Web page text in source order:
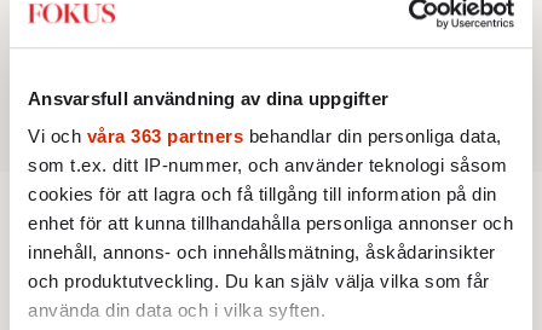
Ansvarsfull användning av dina uppgifter
Vi och våra 363 partners behandlar din personliga data,
som t.ex. ditt IP-nummer, och använder teknologi såsom
cookies för att lagra och få tillgång till information på din
enhet för att kunna tillhandahålla personliga annonser och
innehåll, annons- och innehållsmätning, åskådarinsikter
och produktutveckling. Du kan själv välja vilka som får
använda din data och i vilka syften.
INRIKES OPINION
”Sverige behöver en grön ny giv”